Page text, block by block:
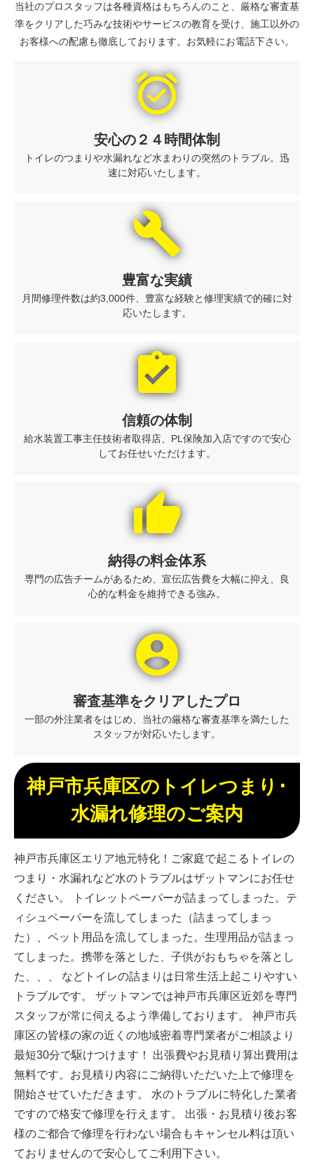
当社のプロスタッフは各種資格はもちろんのこと、厳格な審査基
準をクリアした巧みな技術やサービスの教育を受け、施工以外の
お客様への配慮も徹底しております。お気軽にお電話下さい。
alarm_on
安心の２４時間体制
トイレのつまりや水漏れなど水まわりの突然のトラブル。迅
速に対応いたします。
build
豊富な実績
月間修理件数は約3,000件、豊富な経験と修理実績で的確に対
応いたします。
assignment_turned_in
信頼の体制
給水装置工事主任技術者取得店、PL保険加入店ですので安心
してお任せいただけます。
thumb_up
納得の料金体系
専門の広告チームがあるため、宣伝広告費を大幅に抑え、良
心的な料金を維持できる強み。
account_circle
審査基準をクリアしたプロ
一部の外注業者をはじめ、当社の厳格な審査基準を満たした
スタッフが対応いたします。
神戸市兵庫区のトイレつまり･
水漏れ修理のご案内
神戸市兵庫区エリア地元特化！ご家庭で起こるトイレの
つまり・水漏れなど水のトラブルはザットマンにお任せ
ください。 トイレットペーパーが詰まってしまった。テ
ィシュペーパーを流してしまった（詰まってしまっ
た）、ペット用品を流してしまった。生理用品が詰まっ
てしまった。携帯を落とした、子供がおもちゃを落とし
た、、、 などトイレの詰まりは日常生活上起こりやすい
トラブルです。 ザットマンでは神戸市兵庫区近郊を専門
スタッフが常に伺えるよう準備しております。 神戸市兵
庫区の皆様の家の近くの地域密着専門業者がご相談より
最短30分で駆けつけます！ 出張費やお見積り算出費用は
無料です。お見積り内容にご納得いただいた上で修理を
開始させていただきます。 水のトラブルに特化した業者
ですので格安で修理を行えます。 出張・お見積り後お客
様のご都合で修理を行わない場合もキャンセル料は頂い
ておりませんので安心してご利用下さい。